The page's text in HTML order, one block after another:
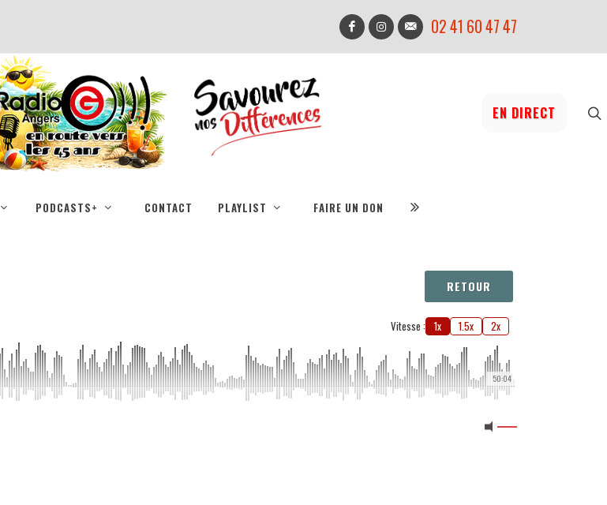
02 41 60 47 47
EN DIRECT
PODCASTS+ CONTACT PLAYLIST FAIRE UN DON
RETOUR
Vitesse : 1x 1.5x 2x
50:04